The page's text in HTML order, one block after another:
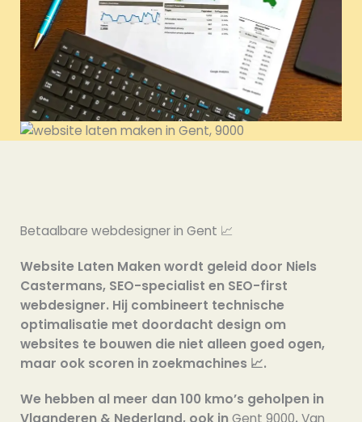
Betaalbare webdesigner in Gent 📈
Website Laten Maken wordt geleid door Niels
Castermans, SEO-specialist en SEO-first
webdesigner. Hij combineert technische
optimalisatie met doordacht design om
websites te bouwen die niet alleen goed ogen,
maar ook scoren in zoekmachines 📈.
We hebben al meer dan 100 kmo’s geholpen in
Vlaanderen & Nederland, ook inGent 9000. Van